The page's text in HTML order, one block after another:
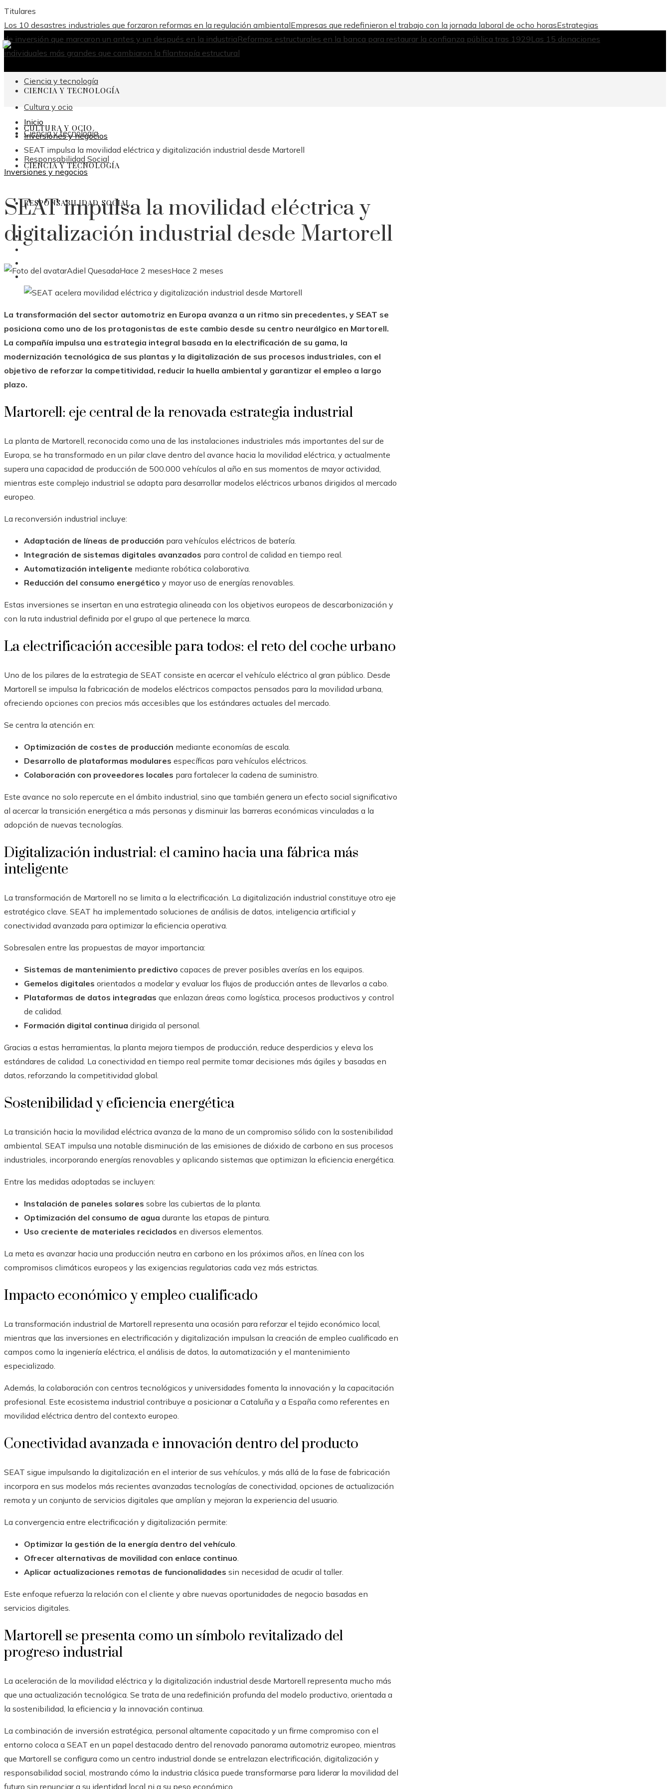
Titulares
Los 10 desastres industriales que forzaron reformas en la regulación ambientalEmpresas que redefinieron el trabajo con la jornada laboral de ocho horasEstrategias
de inversión que marcaron un antes y un después en la industriaReformas estructurales en la banca para restaurar la confianza pública tras 1929Las 15 donaciones
individuales más grandes que cambiaron la filantropía estructural
Ciencia y tecnología
Cultura y ocio
Ciencia y tecnología
Responsabilidad Social
CIENCIA Y TECNOLOGÍA
CULTURA Y OCIO
CIENCIA Y TECNOLOGÍA
RESPONSABILIDAD SOCIAL
Ciencia y tecnología
Responsabilidad Social
Inicio
Inversiones y negocios
SEAT impulsa la movilidad eléctrica y digitalización industrial desde Martorell
Inversiones y negocios
SEAT impulsa la movilidad eléctrica y
digitalización industrial desde Martorell
Adiel QuesadaHace 2 mesesHace 2 meses
La transformación del sector automotriz en Europa avanza a un ritmo sin precedentes, y SEAT se
posiciona como uno de los protagonistas de este cambio desde su centro neurálgico en Martorell.
La compañía impulsa una estrategia integral basada en la electrificación de su gama, la
modernización tecnológica de sus plantas y la digitalización de sus procesos industriales, con el
objetivo de reforzar la competitividad, reducir la huella ambiental y garantizar el empleo a largo
plazo.
Martorell: eje central de la renovada estrategia industrial
La planta de Martorell, reconocida como una de las instalaciones industriales más importantes del sur de
Europa, se ha transformado en un pilar clave dentro del avance hacia la movilidad eléctrica, y actualmente
supera una capacidad de producción de 500.000 vehículos al año en sus momentos de mayor actividad,
mientras este complejo industrial se adapta para desarrollar modelos eléctricos urbanos dirigidos al mercado
europeo.
La reconversión industrial incluye:
Adaptación de líneas de producción para vehículos eléctricos de batería.
Integración de sistemas digitales avanzados para control de calidad en tiempo real.
Automatización inteligente mediante robótica colaborativa.
Reducción del consumo energético y mayor uso de energías renovables.
Estas inversiones se insertan en una estrategia alineada con los objetivos europeos de descarbonización y
con la ruta industrial definida por el grupo al que pertenece la marca.
La electrificación accesible para todos: el reto del coche urbano
Uno de los pilares de la estrategia de SEAT consiste en acercar el vehículo eléctrico al gran público. Desde
Martorell se impulsa la fabricación de modelos eléctricos compactos pensados para la movilidad urbana,
ofreciendo opciones con precios más accesibles que los estándares actuales del mercado.
Se centra la atención en:
Optimización de costes de producción mediante economías de escala.
Desarrollo de plataformas modulares específicas para vehículos eléctricos.
Colaboración con proveedores locales para fortalecer la cadena de suministro.
Este avance no solo repercute en el ámbito industrial, sino que también genera un efecto social significativo
al acercar la transición energética a más personas y disminuir las barreras económicas vinculadas a la
adopción de nuevas tecnologías.
Digitalización industrial: el camino hacia una fábrica más
inteligente
La transformación de Martorell no se limita a la electrificación. La digitalización industrial constituye otro eje
estratégico clave. SEAT ha implementado soluciones de análisis de datos, inteligencia artificial y
conectividad avanzada para optimizar la eficiencia operativa.
Sobresalen entre las propuestas de mayor importancia:
Sistemas de mantenimiento predictivo capaces de prever posibles averías en los equipos.
Gemelos digitales orientados a modelar y evaluar los flujos de producción antes de llevarlos a cabo.
Plataformas de datos integradas que enlazan áreas como logística, procesos productivos y control
de calidad.
Formación digital continua dirigida al personal.
Gracias a estas herramientas, la planta mejora tiempos de producción, reduce desperdicios y eleva los
estándares de calidad. La conectividad en tiempo real permite tomar decisiones más ágiles y basadas en
datos, reforzando la competitividad global.
Sostenibilidad y eficiencia energética
La transición hacia la movilidad eléctrica avanza de la mano de un compromiso sólido con la sostenibilidad
ambiental. SEAT impulsa una notable disminución de las emisiones de dióxido de carbono en sus procesos
industriales, incorporando energías renovables y aplicando sistemas que optimizan la eficiencia energética.
Entre las medidas adoptadas se incluyen:
Instalación de paneles solares sobre las cubiertas de la planta.
Optimización del consumo de agua durante las etapas de pintura.
Uso creciente de materiales reciclados en diversos elementos.
La meta es avanzar hacia una producción neutra en carbono en los próximos años, en línea con los
compromisos climáticos europeos y las exigencias regulatorias cada vez más estrictas.
Impacto económico y empleo cualificado
La transformación industrial de Martorell representa una ocasión para reforzar el tejido económico local,
mientras que las inversiones en electrificación y digitalización impulsan la creación de empleo cualificado en
campos como la ingeniería eléctrica, el análisis de datos, la automatización y el mantenimiento
especializado.
Además, la colaboración con centros tecnológicos y universidades fomenta la innovación y la capacitación
profesional. Este ecosistema industrial contribuye a posicionar a Cataluña y a España como referentes en
movilidad eléctrica dentro del contexto europeo.
Conectividad avanzada e innovación dentro del producto
SEAT sigue impulsando la digitalización en el interior de sus vehículos, y más allá de la fase de fabricación
incorpora en sus modelos más recientes avanzadas tecnologías de conectividad, opciones de actualización
remota y un conjunto de servicios digitales que amplían y mejoran la experiencia del usuario.
La convergencia entre electrificación y digitalización permite:
Optimizar la gestión de la energía dentro del vehículo.
Ofrecer alternativas de movilidad con enlace continuo.
Aplicar actualizaciones remotas de funcionalidades sin necesidad de acudir al taller.
Este enfoque refuerza la relación con el cliente y abre nuevas oportunidades de negocio basadas en
servicios digitales.
Martorell se presenta como un símbolo revitalizado del
progreso industrial
La aceleración de la movilidad eléctrica y la digitalización industrial desde Martorell representa mucho más
que una actualización tecnológica. Se trata de una redefinición profunda del modelo productivo, orientada a
la sostenibilidad, la eficiencia y la innovación continua.
La combinación de inversión estratégica, personal altamente capacitado y un firme compromiso con el
entorno coloca a SEAT en un papel destacado dentro del renovado panorama automotriz europeo, mientras
que Martorell se configura como un centro industrial donde se entrelazan electrificación, digitalización y
responsabilidad social, mostrando cómo la industria clásica puede transformarse para liderar la movilidad del
futuro sin renunciar a su identidad local ni a su peso económico.